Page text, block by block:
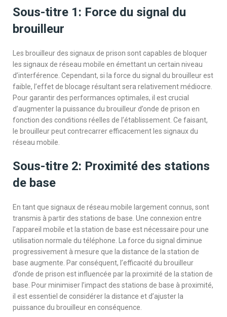
Sous-titre 1: Force du signal du
brouilleur
Les brouilleur des signaux de prison sont capables de bloquer
les signaux de réseau mobile en émettant un certain niveau
d’interférence. Cependant, si la force du signal du brouilleur est
faible, l’effet de blocage résultant sera relativement médiocre.
Pour garantir des performances optimales, il est crucial
d’augmenter la puissance du brouilleur d’onde de prison en
fonction des conditions réelles de l’établissement. Ce faisant,
le brouilleur peut contrecarrer efficacement les signaux du
réseau mobile.
Sous-titre 2: Proximité des stations
de base
En tant que signaux de réseau mobile largement connus, sont
transmis à partir des stations de base. Une connexion entre
l’appareil mobile et la station de base est nécessaire pour une
utilisation normale du téléphone. La force du signal diminue
progressivement à mesure que la distance de la station de
base augmente. Par conséquent, l’efficacité du brouilleur
d’onde de prison est influencée par la proximité de la station de
base. Pour minimiser l’impact des stations de base à proximité,
il est essentiel de considérer la distance et d’ajuster la
puissance du brouilleur en conséquence.